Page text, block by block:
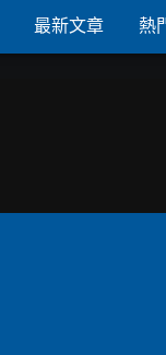
最新文章 熱